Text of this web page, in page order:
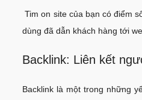
Tim on site của bạn có điểm
dùng đã dẫn khách hàng tới
Backlink: Liên kết
Backlink là một trong những